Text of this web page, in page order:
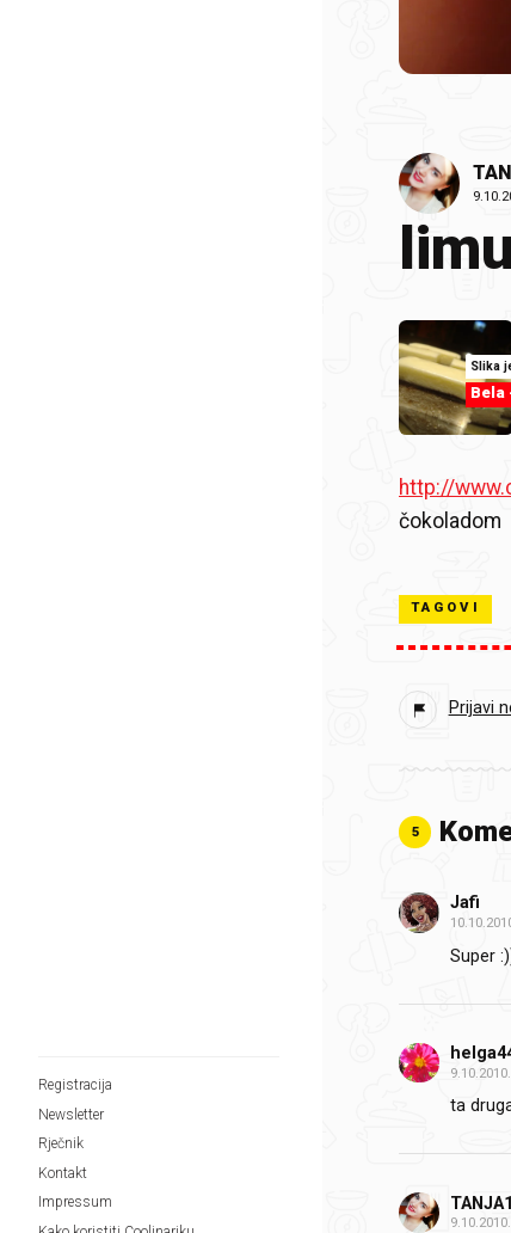
Registracija
Newsletter
Rječnik
Kontakt
Impressum
Slika
Bela
http://
čokoladom
TAGOVI
Prijavi
5
Jafi
Super
9.10.2010.
ta
9.10.2010.